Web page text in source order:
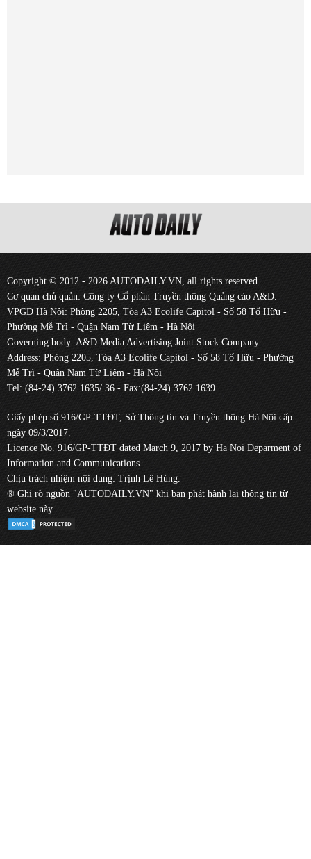
Copyright © 2012 - 2026 AUTODAILY.VN, all rights reserved.
Cơ quan chủ quản: Công ty Cổ phần Truyền thông Quảng cáo A&D.
VPGD Hà Nội: Phòng 2205, Tòa A3 Ecolife Capitol - Số 58 Tố Hữu -
Phường Mễ Trì - Quận Nam Từ Liêm - Hà Nội
Governing body: A&D Media Advertising Joint Stock Company
Address: Phòng 2205, Tòa A3 Ecolife Capitol - Số 58 Tố Hữu - Phường
Mễ Trì - Quận Nam Từ Liêm - Hà Nội
Tel: (84-24) 3762 1635/ 36 - Fax:(84-24) 3762 1639.
Giấy phép số 916/GP-TTĐT, Sở Thông tin và Truyền thông Hà Nội cấp
ngày 09/3/2017.
Licence No. 916/GP-TTĐT dated March 9, 2017 by Ha Noi Deparment of
Information and Communications.
Chịu trách nhiệm nội dung: Trịnh Lê Hùng.
® Ghi rõ nguồn "AUTODAILY.VN" khi bạn phát hành lại thông tin từ
website này.